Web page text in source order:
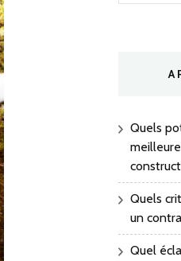
Quels
Quels
un
Quel